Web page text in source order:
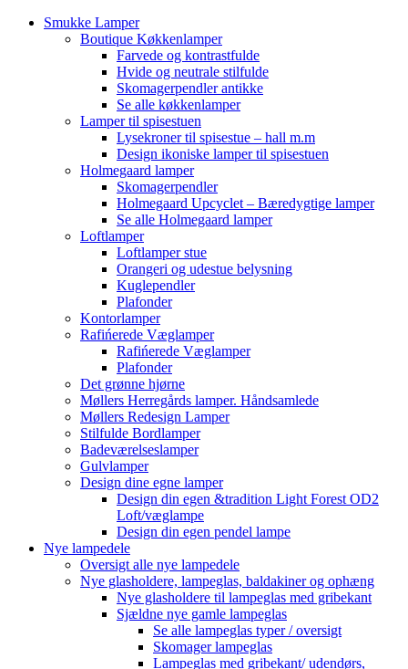
Smukke Lamper
Boutique Køkkenlamper
Farvede og kontrastfulde
Hvide og neutrale stilfulde
Skomagerpendler antikke
Se alle køkkenlamper
Lamper til spisestuen
Lysekroner til spisestue – hall m.m
Design ikoniske lamper til spisestuen
Holmegaard lamper
Skomagerpendler
Holmegaard Upcyclet – Bæredygtige lamper
Se alle Holmegaard lamper
Loftlamper
Loftlamper stue
Orangeri og udestue belysning
Kuglependler
Plafonder
Kontorlamper
Rafińerede Væglamper
Rafińerede Væglamper
Plafonder
Det grønne hjørne
Møllers Herregårds lamper. Håndsamlede
Møllers Redesign Lamper
Stilfulde Bordlamper
Badeværelseslamper
Gulvlamper
Design dine egne lamper
Design din egen &tradition Light Forest OD2
Loft/væglampe
Design din egen pendel lampe
Nye lampedele
Oversigt alle nye lampedele
Nye glasholdere, lampeglas, baldakiner og ophæng
Nye glasholdere til lampeglas med gribekant
Sjældne nye gamle lampeglas
Se alle lampeglas typer / oversigt
Skomager lampeglas
Lampeglas med gribekant/ udendørs,